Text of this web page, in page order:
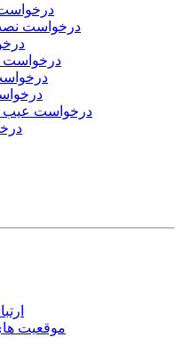
درخواست
درخواست
درخواست
درخواست عیب
موقعیت